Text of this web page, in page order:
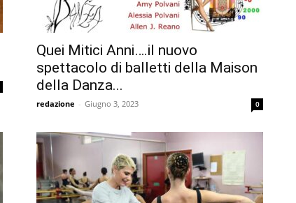
Quei Mitici Anni….il nuovo
spettacolo di balletti della Maison
della Danza...
redazione - Giugno 3, 2023 0